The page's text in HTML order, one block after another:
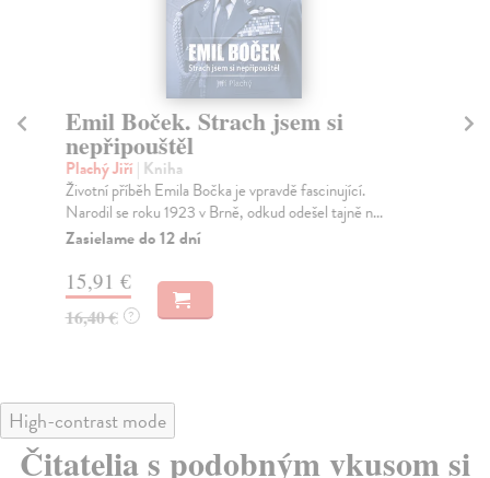
Emil Boček. Strach jsem si
nepřipouštěl
Plachý Jiří | Kniha
Životní příběh Emila Bočka je vpravdě fascinující.
Narodil se roku 1923 v Brně, odkud odešel tajně n...
Zasielame do 12 dní
15,91 €
16,40 € ?
High-contrast mode
Čitatelia s podobným vkusom si